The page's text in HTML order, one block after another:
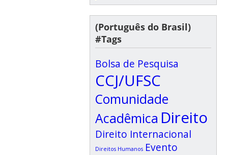
(Português do Brasil)
#Tags
Bolsa de Pesquisa
CCJ/UFSC
Comunidade
Acadêmica Direito
Direito Internacional
Direitos Humanos Evento